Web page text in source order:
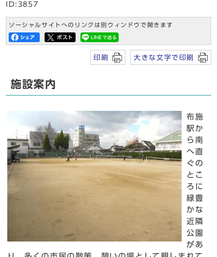
ID:3857
ソーシャルサイトへのリンクは別ウィンドウで開きます
印刷 大きな文字で印刷
施設案内
布施
駅か
ら南
へ直
ぐの
とこ
ろに
緑豊
かな
近隣
公園
があ